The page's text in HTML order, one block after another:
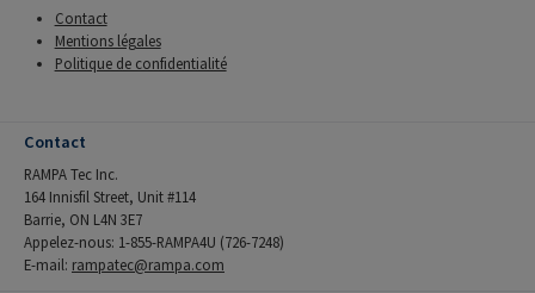
Contact
Mentions légales
Politique de confidentialité
Contact
RAMPA Tec Inc.
164 Innisfil Street, Unit #114
Barrie, ON L4N 3E7
Appelez-nous: 1-855-RAMPA4U (726-7248)
E-mail: rampatec@rampa.com